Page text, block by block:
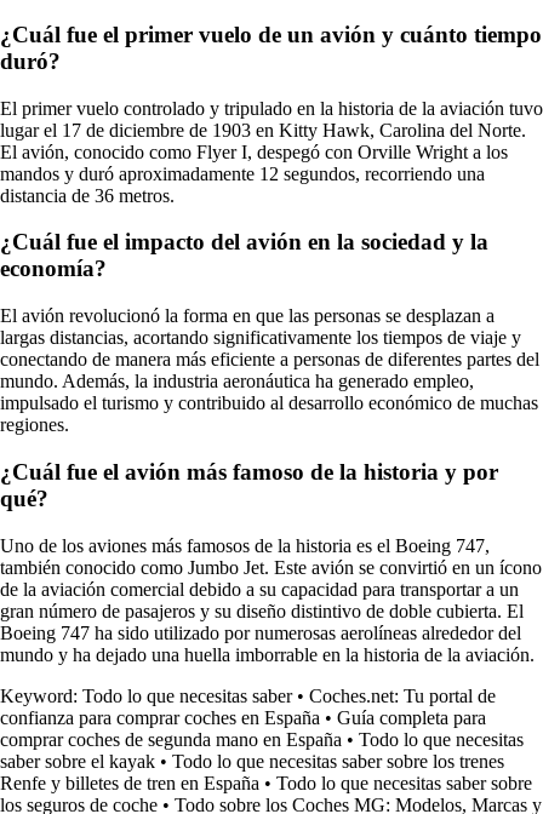
¿Cuál fue el primer vuelo de un avión y cuánto tiempo
duró?
El primer vuelo controlado y tripulado en la historia de la aviación tuvo
lugar el 17 de diciembre de 1903 en Kitty Hawk, Carolina del Norte.
El avión, conocido como Flyer I, despegó con Orville Wright a los
mandos y duró aproximadamente 12 segundos, recorriendo una
distancia de 36 metros.
¿Cuál fue el impacto del avión en la sociedad y la
economía?
El avión revolucionó la forma en que las personas se desplazan a
largas distancias, acortando significativamente los tiempos de viaje y
conectando de manera más eficiente a personas de diferentes partes del
mundo. Además, la industria aeronáutica ha generado empleo,
impulsado el turismo y contribuido al desarrollo económico de muchas
regiones.
¿Cuál fue el avión más famoso de la historia y por
qué?
Uno de los aviones más famosos de la historia es el Boeing 747,
también conocido como Jumbo Jet. Este avión se convirtió en un ícono
de la aviación comercial debido a su capacidad para transportar a un
gran número de pasajeros y su diseño distintivo de doble cubierta. El
Boeing 747 ha sido utilizado por numerosas aerolíneas alrededor del
mundo y ha dejado una huella imborrable en la historia de la aviación.
Keyword: Todo lo que necesitas saber• Coches.net: Tu portal de
confianza para comprar coches en España • Guía completa para
comprar coches de segunda mano en España • Todo lo que necesitas
saber sobre el kayak • Todo lo que necesitas saber sobre los trenes
Renfe y billetes de tren en España • Todo lo que necesitas saber sobre
los seguros de coche • Todo sobre los Coches MG: Modelos, Marcas y